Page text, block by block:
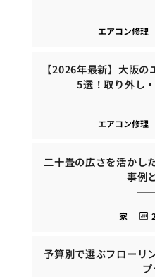
エアコン修理
【2026年最新】大阪
5選！取り外し
エアコン修理
二十畳の広さを活かし
事例
家
予算別で選ぶフローリ